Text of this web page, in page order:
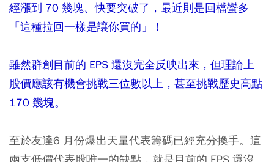
經漲到 70 幾塊、快要突破了，最近則是回檔蠻多
「這種拉回一樣是讓你買的」！
雖然群創目前的 EPS 還沒完全反映出來，但理論上
股價應該有機會挑戰三位數以上，甚至挑戰歷史高點
170 幾塊。
至於友達6 月份爆出天量代表籌碼已經充分換手。這